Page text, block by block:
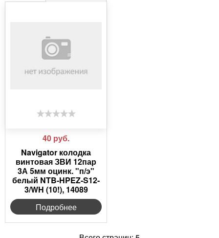
40 руб.
Navigator колодка
винтовая ЗВИ 12пар
3А 5мм оцинк. "п/э"
белый NTB-HPEZ-S12-
3/WH (10!), 14089
Подробнее